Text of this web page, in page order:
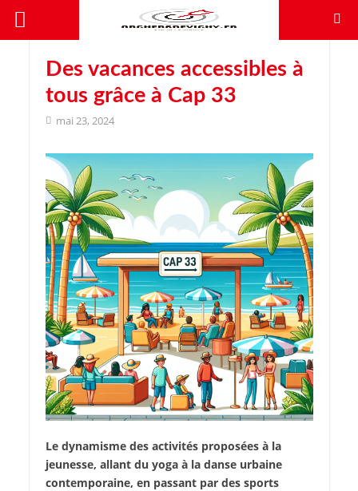
Des vacances accessibles à
tous grâce à Cap 33
mai 23, 2024
Le dynamisme des activités proposées à la
jeunesse, allant du yoga à la danse urbaine
contemporaine, en passant par des sports